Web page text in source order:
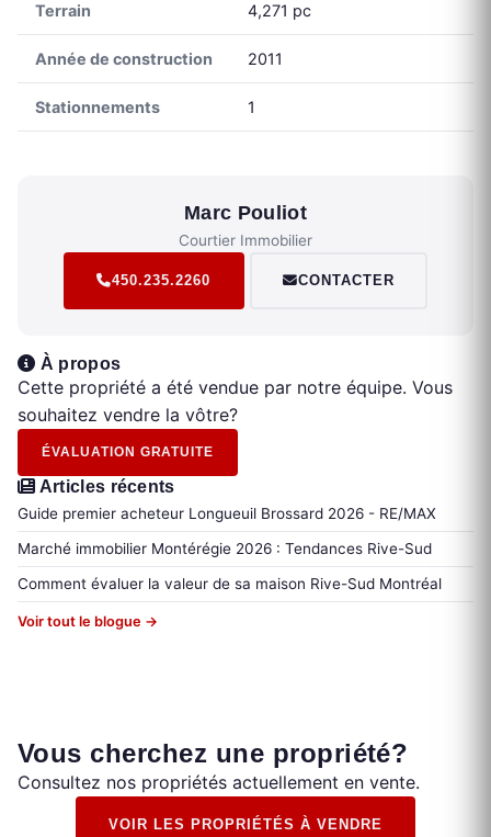
Terrain 4,271 pc
Année de construction 2011
Stationnements 1
Marc Pouliot
Courtier Immobilier
450.235.2260 CONTACTER
À propos
Cette propriété a été vendue par notre équipe. Vous
souhaitez vendre la vôtre?
ÉVALUATION GRATUITE
Articles récents
Guide premier acheteur Longueuil Brossard 2026 - RE/MAX
Marché immobilier Montérégie 2026 : Tendances Rive-Sud
Comment évaluer la valeur de sa maison Rive-Sud Montréal
Voir tout le blogue →
Vous cherchez une propriété?
Consultez nos propriétés actuellement en vente.
VOIR LES PROPRIÉTÉS À VENDRE